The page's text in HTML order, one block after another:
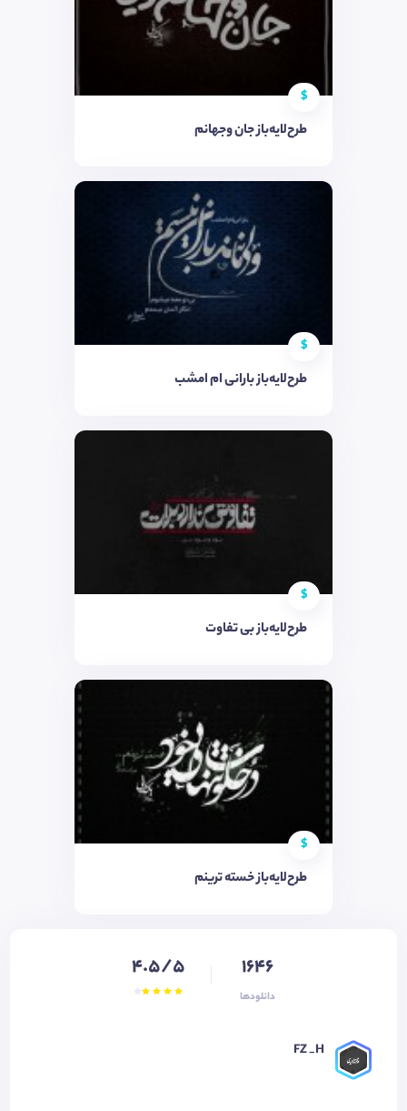
$
طرح‌لایه‌باز جان وجهانم
$
طرح‌لایه‌باز بارانی ام امشب
$
طرح‌لایه‌باز بی تفاوت
$
طرح‌لایه‌باز خسته ترینم
1646
دانلودها
4.5/5
FZ _H